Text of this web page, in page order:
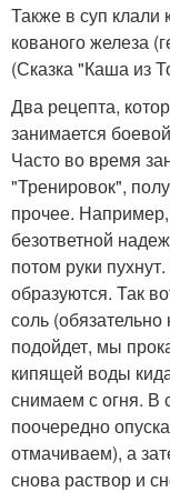
Также в суп клали
кованого железа
(Сказка "Каша из
Два рецепта,
занимается
Часто во время
"Тренировок",
прочее.
безответной
потом руки
образуются. Так
соль
подойдет, мы
кипящей воды
снимаем с огня. В
поочередно
отмачиваем), а
снова раствор и